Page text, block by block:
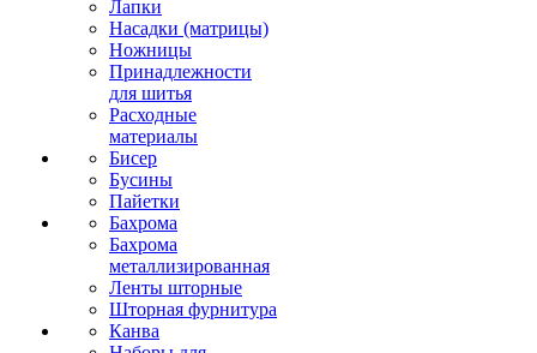
Лапки
Насадки (матрицы)
Ножницы
Принадлежности
для шитья
Расходные
материалы
Бисер
Бусины
Пайетки
Бахрома
Бахрома
металлизированная
Ленты шторные
Шторная фурнитура
Канва